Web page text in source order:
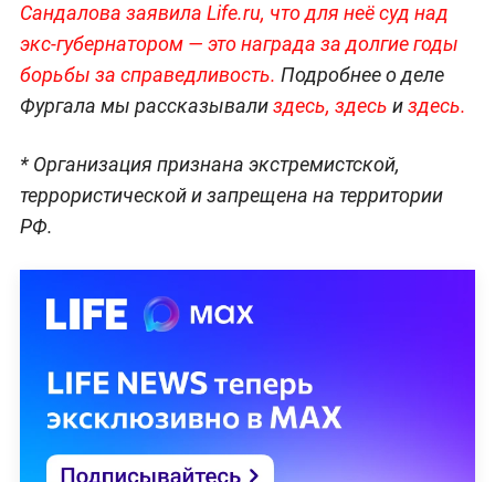
Сандалова заявила Life.ru, что для неё суд над
экс-губернатором — это награда за долгие годы
борьбы за справедливость. Подробнее о деле
Фургала мы рассказывализдесь, здесь издесь.
* Организация признана экстремистской,
террористической и запрещена на территории
РФ.